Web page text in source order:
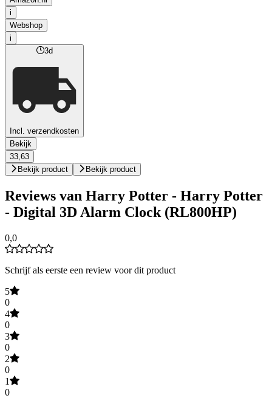
i
Webshop
i
3d
Incl. verzendkosten
Bekijk
33,63
Bekijk product
Bekijk product
Reviews van Harry Potter - Harry Potter
- Digital 3D Alarm Clock (RL800HP)
0,0
Schrijf als eerste een review voor dit product
5
0
4
0
3
0
2
0
1
0